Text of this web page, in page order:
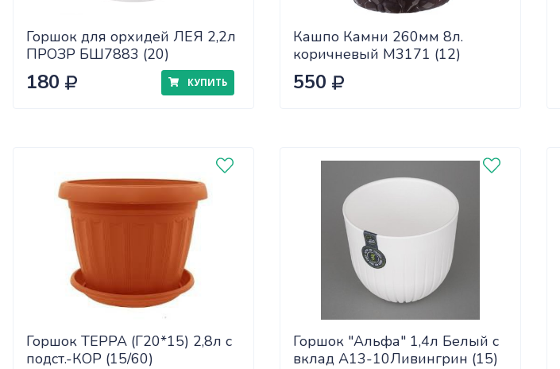
Горшок для орхидей ЛЕЯ 2,2л
ПРОЗР БШ7883 (20)
180 КУПИТЬ
Кашпо Камни 260мм 8л.
коричневый М3171 (12)
550
Горшок ТЕРРА (Г20*15) 2,8л с
подст.-КОР (15/60)
Горшок "Альфа" 1,4л Белый с
вклад А13-10Ливингрин (15)